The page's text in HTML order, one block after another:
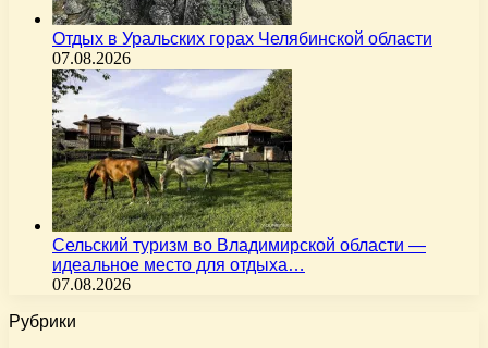
Отдых в Уральских горах Челябинской области
07.08.2026
Сельский туризм во Владимирской области —
идеальное место для отдыха…
07.08.2026
Рубрики